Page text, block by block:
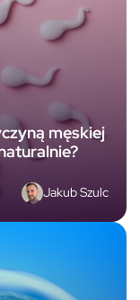
męskiej
Jakub Szulc